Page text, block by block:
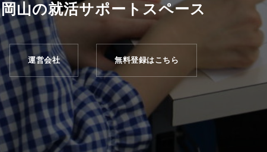
岡山の就活サポートスペース
運営会社 無料登録はこちら